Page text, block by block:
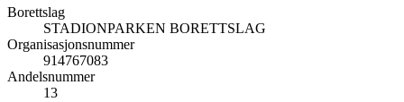
Borettslag
STADIONPARKEN BORETTSLAG
Organisasjonsnummer
914767083
Andelsnummer
13